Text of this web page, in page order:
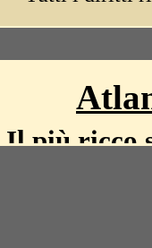
Il più ricco